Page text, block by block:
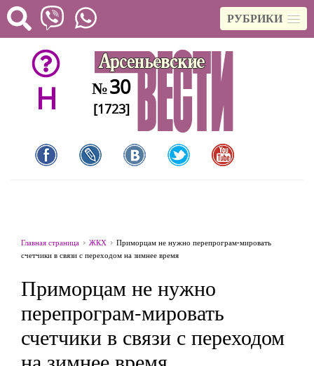
РУБРИКИ
H №30
[1723]
Главная страница ЖКХ
Приморцам не нужно перепрограм-мировать
счетчики в связи с переходом на зимнее время
Приморцам не нужно
перепрограм-мировать
счетчики в связи с переходом